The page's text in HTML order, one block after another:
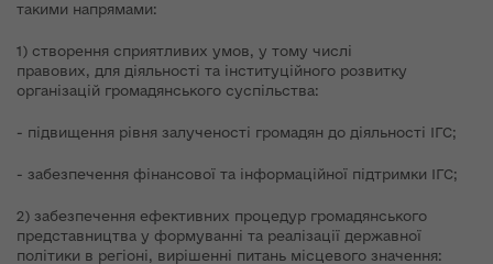
такими напрямами:
1) створення сприятливих умов, у тому числі
правових, для діяльності та інституційного розвитку
організацій громадянського суспільства:
- підвищення рівня залученості громадян до діяльності ІГС;
- забезпечення фінансової та інформаційної підтримки ІГС;
2) забезпечення ефективних процедур громадянського
представництва у формуванні та реалізації державної
політики в регіоні, вирішенні питань місцевого значення: